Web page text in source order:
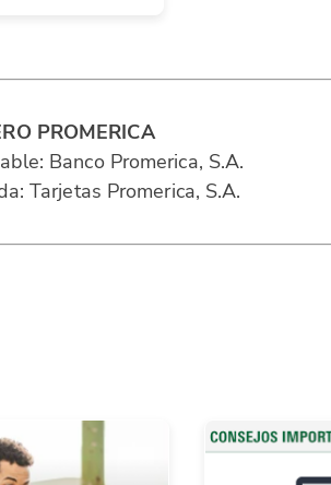
PROMERICA
Banco Promerica, S.A.
Tarjetas Promerica, S.A.